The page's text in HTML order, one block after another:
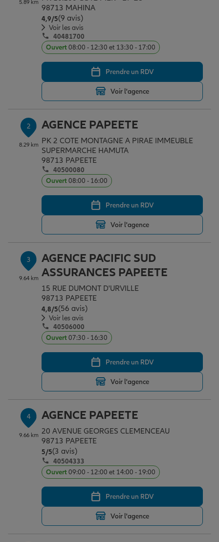
Assurance emprunteur
Prévoyance et dépendance
Assurance animal de compagnie
Protection de la famille
Protection juridique
Épargne & retraite
Plan épargne retraite
Assurance vie
Placements financiers
Investissements immobiliers
Transmission
Vos projets
Partir en vacances
Déménager
Changer de voiture
Départ à la retraite
Préparer l’avenir
Conseil assurance
Outre-mer
Assurance auto
Assurance habitation
Le Pack Famille
Garantie des accidents de la vie
Assurance scolaire
Protection juridique
Retraite
Tous nos devis d'assurance
Professionnels
Allianz en France
5.89 km
98713 MAHINA
4,9/5Note de 4.9 sur 5
(9 avis)
Voir les avis
40481700
Ouvert08:00 - 12:30 et 13:30 - 17:00
Prendre un RDV
Voir l'agence
2
8.29 km
AGENCE PAPEETE
PK 2 COTE MONTAGNE A PIRAE IMMEUBLE
SUPERMARCHE HAMUTA
98713 PAPEETE
40500080
Ouvert08:00 - 16:00
Prendre un RDV
Voir l'agence
3
9.64 km
AGENCE PACIFIC SUD
ASSURANCES PAPEETE
15 RUE DUMONT D'URVILLE
98713 PAPEETE
4,8/5Note de 4.8 sur 5
(56 avis)
Voir les avis
40506000
Ouvert07:30 - 16:30
Prendre un RDV
Voir l'agence
4
9.66 km
AGENCE PAPEETE
20 AVENUE GEORGES CLEMENCEAU
98713 PAPEETE
5/5Note de 5 sur 5
(3 avis)
40504333
Ouvert09:00 - 12:00 et 14:00 - 19:00
Prendre un RDV
Voir l'agence